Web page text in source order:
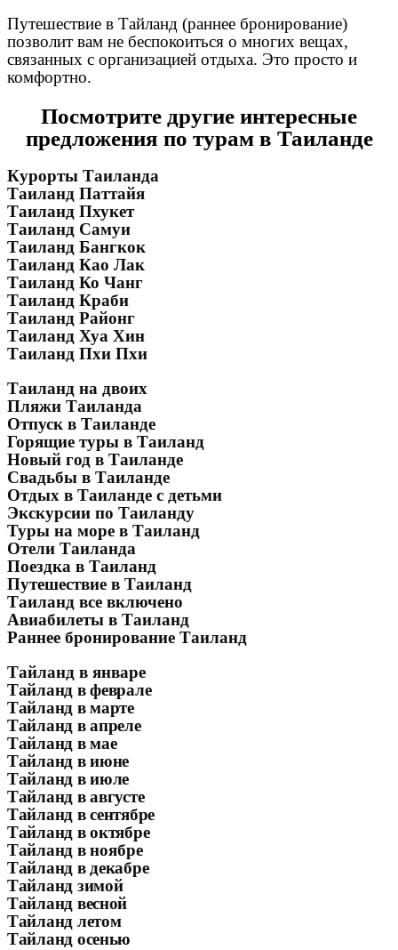
Путешествие в Тайланд (раннее бронирование)
позволит вам не беспокоиться о многих вещах,
связанных с организацией отдыха. Это просто и
комфортно.
Посмотрите другие интересные
предложения по турам в Таиланде
Курорты Таиланда
Таиланд Паттайя
Таиланд Пхукет
Таиланд Самуи
Таиланд Бангкок
Таиланд Као Лак
Таиланд Ко Чанг
Таиланд Краби
Таиланд Районг
Таиланд Хуа Хин
Таиланд Пхи Пхи
Таиланд на двоих
Пляжи Таиланда
Отпуск в Таиланде
Горящие туры в Таиланд
Новый год в Таиланде
Свадьбы в Таиланде
Отдых в Таиланде с детьми
Экскурсии по Таиланду
Туры на море в Таиланд
Отели Таиланда
Поездка в Таиланд
Путешествие в Таиланд
Таиланд все включено
Авиабилеты в Таиланд
Раннее бронирование Таиланд
Тайланд в январе
Тайланд в феврале
Тайланд в марте
Тайланд в апреле
Тайланд в мае
Тайланд в июне
Тайланд в июле
Тайланд в августе
Тайланд в сентябре
Тайланд в октябре
Тайланд вноябре
Тайланд в декабре
Тайланд зимой
Тайланд весной
Тайланд летом
Тайланд осенью